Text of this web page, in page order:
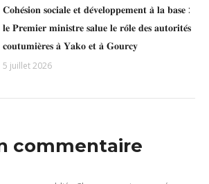
𝐂𝐨𝐡𝐞́𝐬𝐢𝐨𝐧 𝐬𝐨𝐜𝐢𝐚𝐥𝐞 𝐞𝐭 𝐝𝐞́𝐯𝐞𝐥𝐨𝐩𝐩𝐞𝐦𝐞𝐧𝐭 𝐚̀ 𝐥𝐚 𝐛𝐚𝐬𝐞 :
𝐥𝐞 𝐏𝐫𝐞𝐦𝐢𝐞𝐫 𝐦𝐢𝐧𝐢𝐬𝐭𝐫𝐞 𝐬𝐚𝐥𝐮𝐞 𝐥𝐞 𝐫𝐨̂𝐥𝐞 𝐝𝐞𝐬 𝐚𝐮𝐭𝐨𝐫𝐢𝐭𝐞́𝐬
𝐜𝐨𝐮𝐭𝐮𝐦𝐢𝐞̀𝐫𝐞𝐬 𝐚̀ 𝐘𝐚𝐤𝐨 𝐞𝐭 𝐚̀ 𝐆𝐨𝐮𝐫𝐜𝐲
5 juillet 2026
commentaire